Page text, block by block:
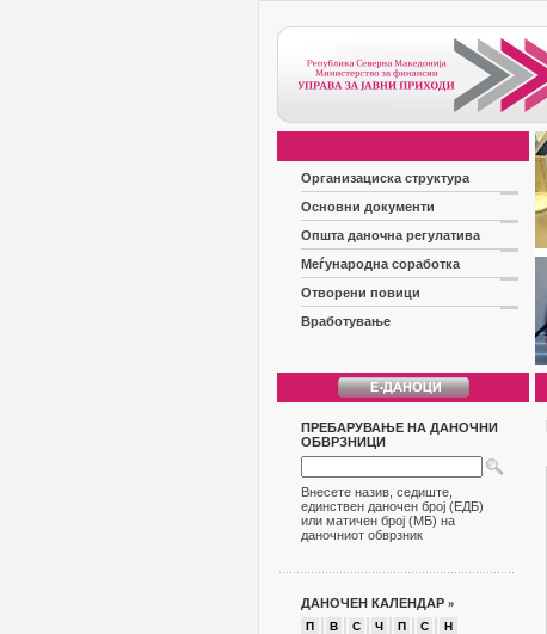
Организациска структура
Основни документи
Општа даночна регулатива
Меѓународна соработка
Отворени повици
Вработување
ПРЕБАРУВАЊЕ НА ДАНОЧНИ
ОБВРЗНИЦИ
Внесете назив, седиште,
единствен даночен број (ЕДБ)
или матичен број (МБ) на
даночниот обврзник
ДАНОЧЕН КАЛЕНДАР »
П В С Ч П С
Н